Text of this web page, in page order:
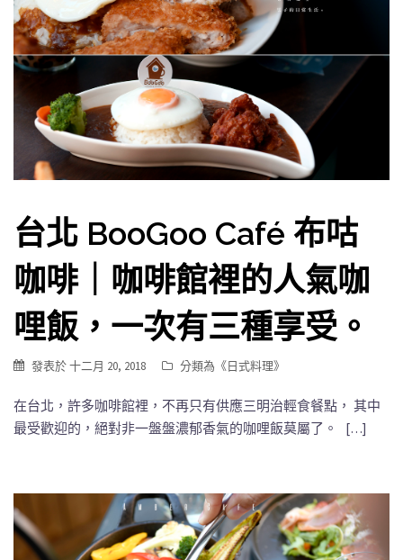
台北 BooGoo Café 布咕
咖啡｜咖啡館裡的人氣咖
哩飯，一次有三種享受。
發表於十二月 20, 2018 分類為《日式料理》
在台北，許多咖啡館裡，不再只有供應三明治輕食餐點， 其中
最受歡迎的，絕對非一盤盤濃郁香氣的咖哩飯莫屬了。 […]